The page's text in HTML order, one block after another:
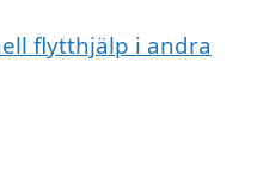
flytthjälp i andra